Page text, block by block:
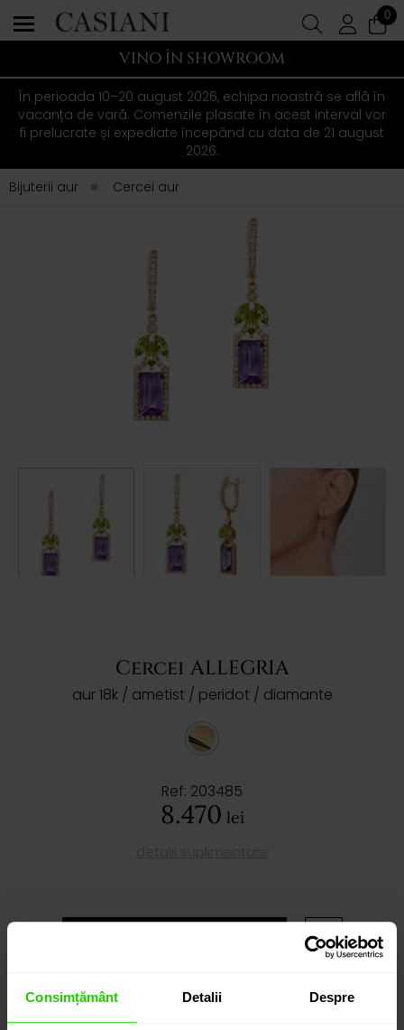
Consimțământ Detalii Despre
0
VINO ÎN SHOWROOM
În perioada 10–20 august 2026, echipa noastră se află în
vacanța de vară. Comenzile plasate în acest interval vor
fi prelucrate și expediate începând cu data de 21 august
2026.
Bijuterii aur
Cercei aur
Cercei ALLEGRIA
aur 18k / ametist / peridot / diamante
Ref: 203485
8.470 lei
PROGRAMEAZĂ O ÎNTÂLNIRE